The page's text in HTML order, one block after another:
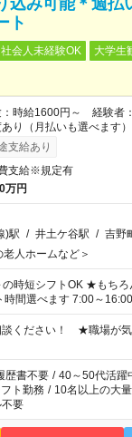
込み可能＊週払
ト
社会人未経験OK 大学生
：時給1600円～ 経験者
り（月払いも選べます
いとなります。
支給あり
支給※規定有
万円
)駅 / 井土ケ谷駅 / 吉野
老人ホームなど＞
★もちろんフルタイムシフトも可
間選べます 7:00～
合、他のお仕事と合わせ
就業はご案内できません
会保険への加入対象と
原則禁止）により、短
合があります
談ください！ ★職場が気
歴書不要 / 40～50代活躍
ト勤務 / 10名以上の大
要